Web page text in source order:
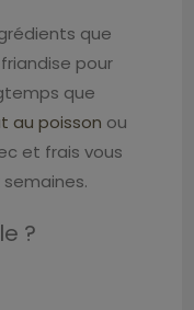
que
pour
que
au poisson ou
et frais vous
?